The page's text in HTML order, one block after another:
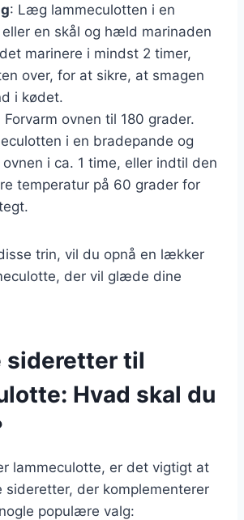
: Læg lammeculotten i en
en skål og hæld marinaden
marinere i mindst 2 timer,
over, for at sikre, at smagen
i kødet.
Forvarm ovnen til 180 grader.
i en bradepande og
i ca. 1 time, eller indtil den
temperatur på 60 grader for
trin, vil du opnå en lækker
der vil glæde dine
sideretter til
Hvad skal du
lammeculotte, er det vigtigt at
der komplementerer
populære valg: